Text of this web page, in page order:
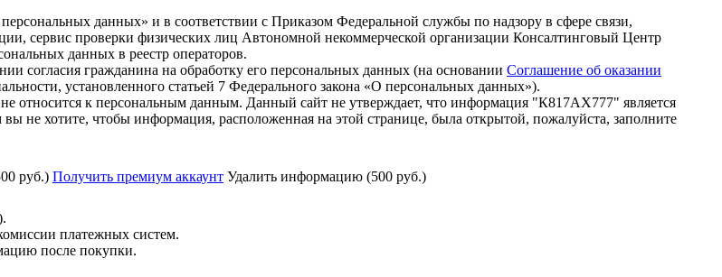
данных» и в соответствии с Приказом Федеральной службы по надзору в сфере связи,
сервис проверки физических лиц Автономной некоммерческой организации Консалтинговый Центр
данных в реестр операторов.
согласия гражданина на обработку его персональных данных (на основании Соглашение об оказании
установленного статьей 7 Федерального закона «О персональных данных»).
относится к персональным данным. Данный сайт не утверждает, что информация "К817АХ777" является
не хотите, чтобы информация, расположенная на этой странице, была открытой, пожалуйста, заполните
руб.) Получить премиум аккаунт Удалить информацию (500 руб.)
платежных систем.
после покупки.